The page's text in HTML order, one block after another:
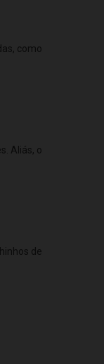
como
Aliás, o
de